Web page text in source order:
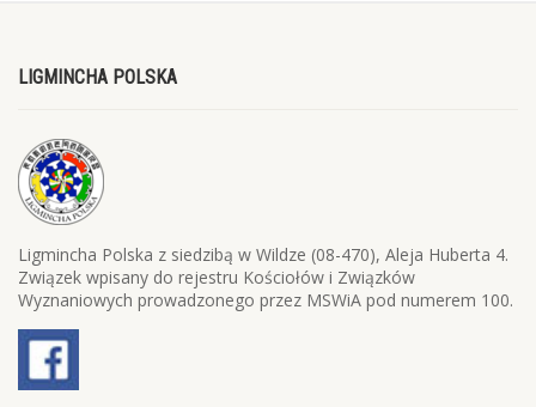
LIGMINCHA POLSKA
Ligmincha Polska z siedzibą w Wildze (08-470), Aleja Huberta 4.
Związek wpisany do rejestru Kościołów i Związków
Wyznaniowych prowadzonego przez MSWiA pod numerem 100.